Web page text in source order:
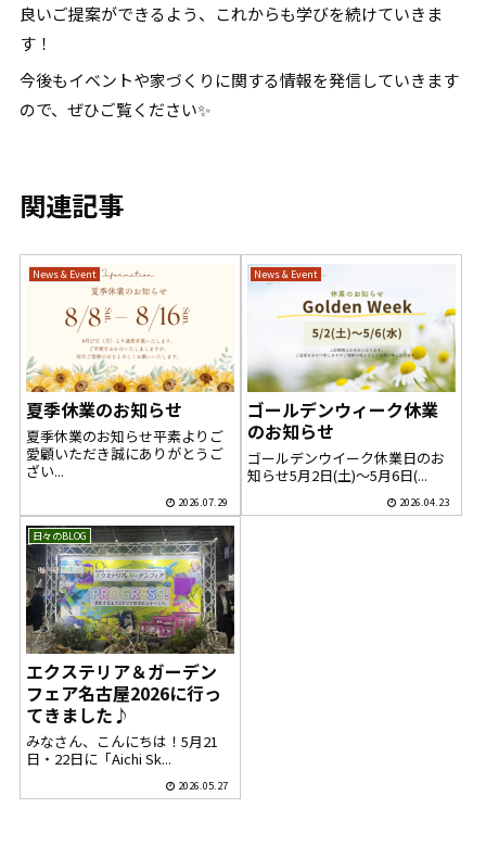
良いご提案ができるよう、これからも学びを続けていきま
す！
今後もイベントや家づくりに関する情報を発信していきます
ので、ぜひご覧ください✨
関連記事
News & Event
夏季休業のお知らせ
夏季休業のお知らせ平素よりご
愛顧いただき誠にありがとうご
ざい...
2026.07.29
News & Event
ゴールデンウィーク休業
のお知らせ
ゴールデンウイーク休業日のお
知らせ5月2日(土)～5月6日(...
2026.04.23
日々のBLOG
エクステリア＆ガーデン
フェア名古屋2026に行っ
てきました♪
みなさん、こんにちは！5月21
日・22日に「Aichi Sk...
2026.05.27